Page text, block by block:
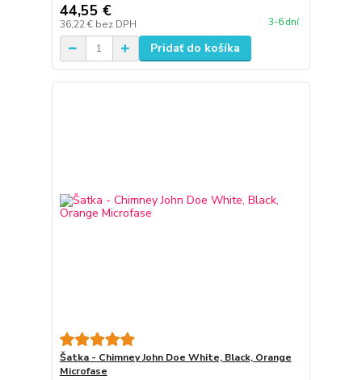
44,55 €
36,22 € bez DPH 3-6 dní
Pridať do košíka
Šatka - Chimney John Doe White, Black, Orange
Microfase